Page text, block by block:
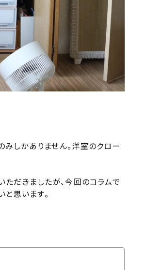
しかありません。洋室のクロー
ただきましたが、今回のコラムで
と思います。